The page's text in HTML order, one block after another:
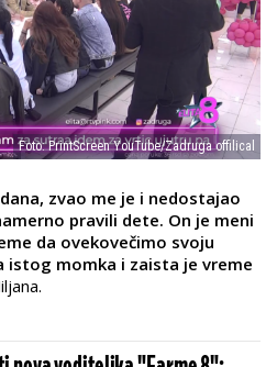
Foto: PrintScreen YouTube/Zadruga offilical
zvao me je i nedostajao
pravili dete. On je meni
da ovekovečimo svoju
istog momka i zaista je vreme